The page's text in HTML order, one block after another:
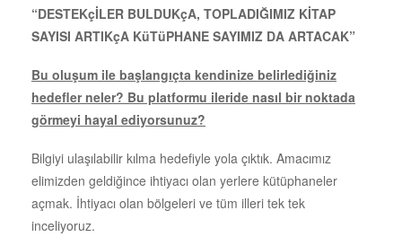
“DESTEKçİLER BULDUKçA, TOPLADIĞIMIZ KİTAP
SAYISI ARTIKçA KüTüPHANE SAYIMIZ DA ARTACAK”
Bu oluşum ile başlangıçta kendinize belirlediğiniz
hedefler neler? Bu platformu ileride nasıl bir noktada
görmeyi hayal ediyorsunuz?
Bilgiyi ulaşılabilir kılma hedefiyle yola çıktık. Amacımız
elimizden geldiğince ihtiyacı olan yerlere kütüphaneler
açmak. İhtiyacı olan bölgeleri ve tüm illeri tek tek
inceliyoruz.